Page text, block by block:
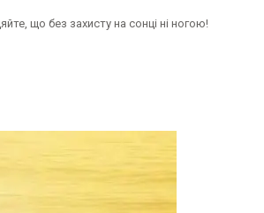
що без захисту на сонці ні ногою!